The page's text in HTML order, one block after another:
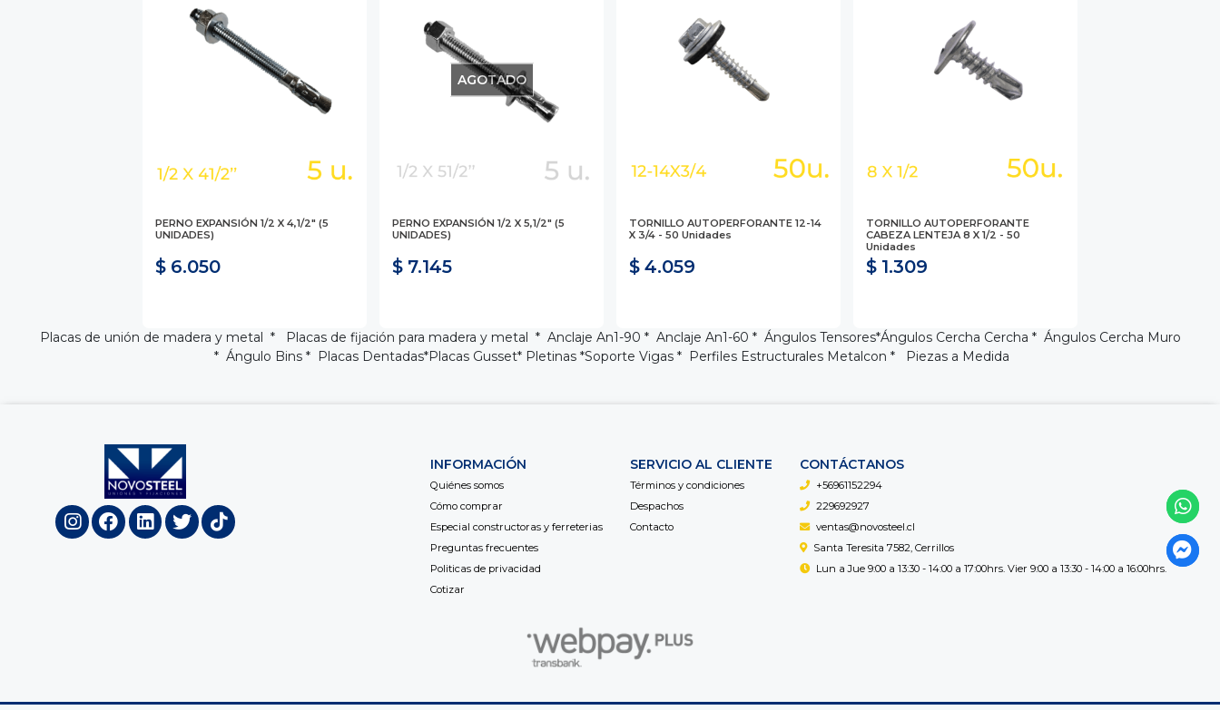
PERNO EXPANSIÓN 1/2 X 4,1/2" (5
UNIDADES)
$ 6.050
AGOTADO
PERNO EXPANSIÓN 1/2 X 5,1/2" (5
UNIDADES)
$ 7.145
TORNILLO AUTOPERFORANTE 12-14
X 3/4 - 50 Unidades
$ 4.059
TORNILLO AUTOPERFORANTE
CABEZA LENTEJA 8 X 1/2 - 50
Unidades
$ 1.309
Placas de unión de madera y metal * Placas de fijación para madera y metal * Anclaje An1-90 * Anclaje An1-60 * Ángulos Tensores*Ángulos Cercha Cercha * Ángulos Cercha Muro
* Ángulo Bins * Placas Dentadas*Placas Gusset* Pletinas *Soporte Vigas * Perfiles Estructurales Metalcon * Piezas a Medida
INFORMACIÓN
Quiénes somos
Cómo comprar
Especial constructoras y ferreterias
Preguntas frecuentes
Politicas de privacidad
Cotizar
SERVICIO AL CLIENTE
Términos y condiciones
Despachos
Contacto
CONTÁCTANOS
+56961152294
229692927
ventas@novosteel.cl
Santa Teresita 7582, Cerrillos
Lun a Jue 9:00 a 13:30 - 14:00 a 17:00hrs. Vier 9:00 a 13:30 - 14:00 a 16:00hrs.